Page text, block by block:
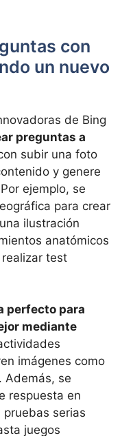
con
un nuevo
de Bing
preguntas a
subir una foto
y genere
ejemplo, se
para crear
ilustración
anatómicos
test
perfecto para
mediante
imágenes como
Además, se
respuesta en
serias
juegos